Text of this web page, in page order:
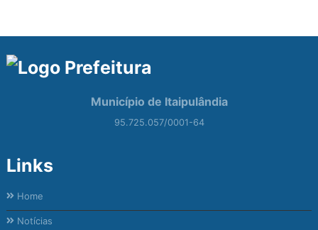
Município de Itaipulândia
95.725.057/0001-64
Links
Home
Notícias